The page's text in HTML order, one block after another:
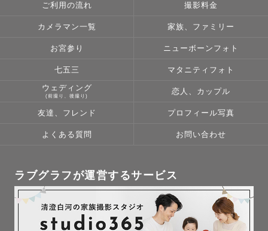
ご利用の流れ 撮影料金
カメラマン一覧 家族、ファミリー
お宮参り ニューボーンフォト
七五三 マタニティフォト
ウェディング
(前撮り、後撮り)
恋人、カップル
友達、フレンド プロフィール写真
よくある質問 お問い合わせ
ラブグラフが運営するサービス